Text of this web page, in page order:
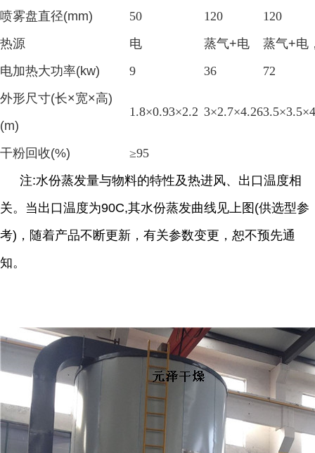
喷雾盘直径(mm) 50 120
120
热源
电 蒸气+电 蒸气+电
电加热大功率(kw) 9 36
72
外形尺寸(长×宽×高)
(m)
1.8×0.93×2.2 3×2.7×4.26
干粉回收(%)
≥95
注:水份蒸发量与物料的特性及热进风、出口温度相
关。当出口温度为90C,其水份蒸发曲线见上图 (供选型参
考) ，随着产品不断更新，有关参数变更，恕不预先通
知。